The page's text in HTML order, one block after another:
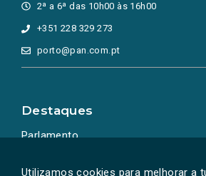
Utilizamos cookies para melhorar a
2ª a 6ª das 10h00 às 16h00
+351 228 329 273
porto@pan.com.pt
Destaques
Parlamento